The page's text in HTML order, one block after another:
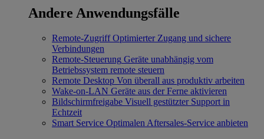
Andere Anwendungsfälle
Remote-Zugriff Optimierter Zugang und sichere
Verbindungen
Remote-Steuerung Geräte unabhängig vom
Betriebssystem remote steuern
Remote Desktop Von überall aus produktiv arbeiten
Wake-on-LAN Geräte aus der Ferne aktivieren
Bildschirmfreigabe Visuell gestützter Support in
Echtzeit
Smart Service Optimalen Aftersales-Service anbieten